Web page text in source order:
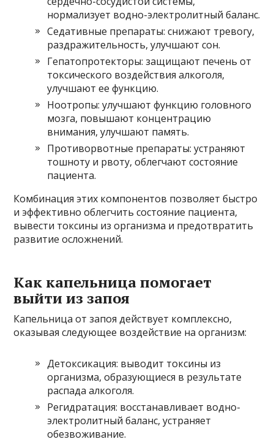
нормализует водно-электролитный баланс.
Седативные препараты: снижают тревогу,
раздражительность, улучшают сон.
Гепатопротекторы: защищают печень от
токсического воздействия алкоголя,
улучшают ее функцию.
Ноотропы: улучшают функцию головного
мозга, повышают концентрацию
внимания, улучшают память.
Противорвотные препараты: устраняют
тошноту и рвоту, облегчают состояние
пациента.
Комбинация этих компонентов позволяет быстро
и эффективно облегчить состояние пациента,
вывести токсины из организма и предотвратить
развитие осложнений.
Как капельница помогает
выйти из запоя
Капельница от запоя действует комплексно,
оказывая следующее воздействие на организм:
Детоксикация: выводит токсины из
организма, образующиеся в результате
распада алкоголя.
Регидратация: восстанавливает водно-
электролитный баланс, устраняет
обезвоживание.